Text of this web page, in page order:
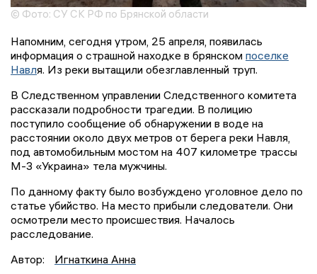
© Фото: СУ СК РФ по Брянской области
Напомним, сегодня утром, 25 апреля, появилась
информация о страшной находке в брянском поселке
Навля. Из реки вытащили обезглавленный труп.
В Следственном управлении Следственного комитета
рассказали подробности трагедии. В полицию
поступило сообщение об обнаружении в воде на
расстоянии около двух метров от берега реки Навля,
под автомобильным мостом на 407 километре трассы
М-3 «Украина» тела мужчины.
По данному факту было возбуждено уголовное дело по
статье убийство. На место прибыли следователи. Они
осмотрели место происшествия. Началось
расследование.
Автор:
Игнаткина Анна